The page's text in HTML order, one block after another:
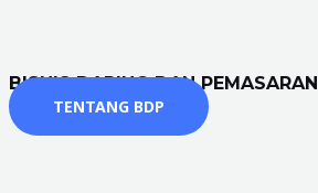
BISNIS DARING DAN PEMASARAN
TENTANG BDP